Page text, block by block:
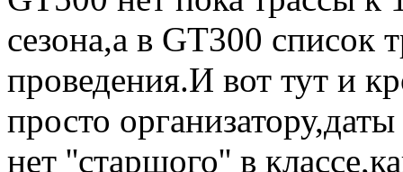
сезона,а в GT300 список
проведения.И вот тут и
просто
нет ''старшого'' в